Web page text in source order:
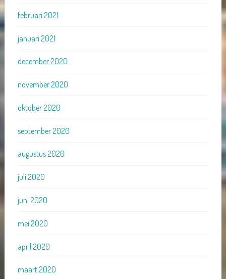
februari 2021
januari 2021
december 2020
november 2020
oktober 2020
september 2020
augustus 2020
juli 2020
juni 2020
mei 2020
april 2020
maart 2020